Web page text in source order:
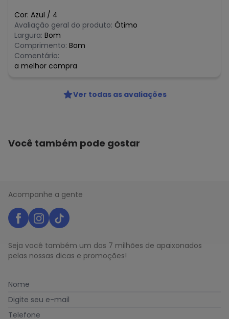
Cor: Azul / 4
Avaliação geral do produto: Ótimo
Largura: Bom
Comprimento: Bom
Comentário:
a melhor compra
Ver todas as avaliações
Você também pode gostar
Acompanhe a gente
Seja você também um dos 7 milhões de apaixonados
pelas nossas dicas e promoções!
Nome
Digite seu e-mail
Telefone